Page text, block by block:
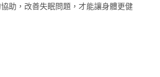
助，改善失眠問題，才能讓身體更健